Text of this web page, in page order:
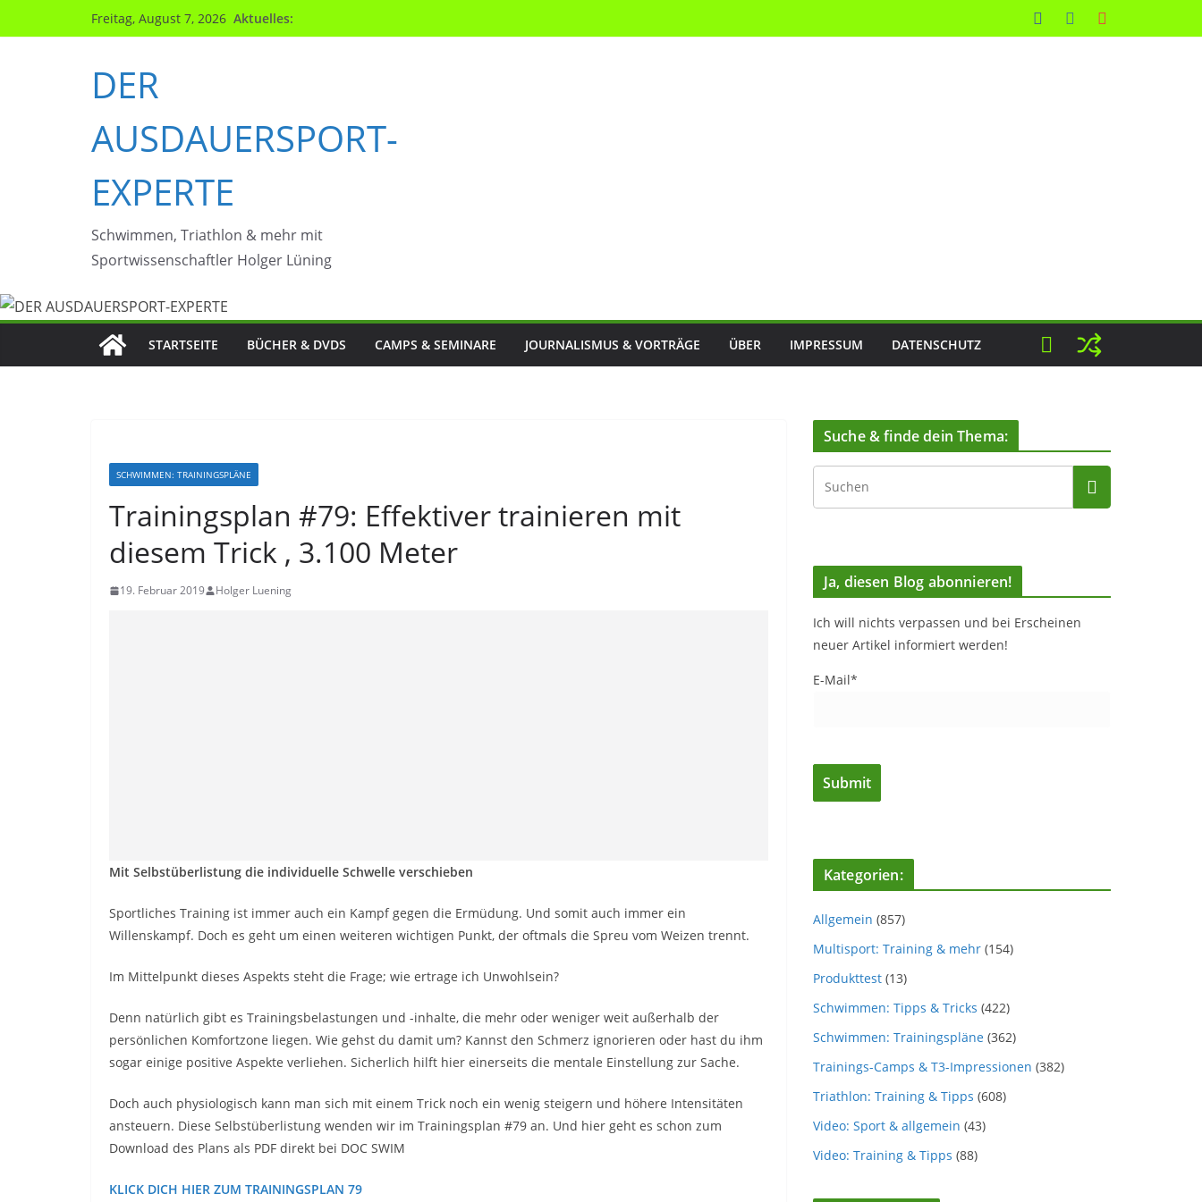
Inhalt
Freitag, August 7, 2026 Aktuelles:
DER
AUSDAUERSPORT-
EXPERTE
Schwimmen, Triathlon & mehr mit
Sportwissenschaftler Holger Lüning
STARTSEITE BÜCHER & DVDS CAMPS & SEMINARE JOURNALISMUS & VORTRÄGE ÜBER IMPRESSUM DATENSCHUTZ
SCHWIMMEN: TRAININGSPLÄNE
Trainingsplan #79: Effektiver trainieren mit
diesem Trick , 3.100 Meter
19. Februar 2019 Holger Luening
Mit Selbstüberlistung die individuelle Schwelle verschieben
Sportliches Training ist immer auch ein Kampf gegen die Ermüdung. Und somit auch immer ein
Willenskampf. Doch es geht um einen weiteren wichtigen Punkt, der oftmals die Spreu vom Weizen trennt.
Im Mittelpunkt dieses Aspekts steht die Frage; wie ertrage ich Unwohlsein?
Denn natürlich gibt es Trainingsbelastungen und -inhalte, die mehr oder weniger weit außerhalb der
persönlichen Komfortzone liegen. Wie gehst du damit um? Kannst den Schmerz ignorieren oder hast du ihm
sogar einige positive Aspekte verliehen. Sicherlich hilft hier einerseits die mentale Einstellung zur Sache.
Doch auch physiologisch kann man sich mit einem Trick noch ein wenig steigern und höhere Intensitäten
ansteuern. Diese Selbstüberlistung wenden wir im Trainingsplan #79 an. Und hier geht es schon zum
Download des Plans als PDF direkt bei DOC SWIM
KLICK DICH HIER ZUM TRAININGSPLAN 79
Suche & finde dein Thema:
Ja, diesen Blog abonnieren!
Ich will nichts verpassen und bei Erscheinen
neuer Artikel informiert werden!
E-Mail*
Kategorien:
Allgemein (857)
Multisport: Training & mehr (154)
Produkttest (13)
Schwimmen: Tipps & Tricks (422)
Schwimmen: Trainingspläne (362)
Trainings-Camps & T3-Impressionen (382)
Triathlon: Training & Tipps (608)
Video: Sport & allgemein (43)
Video: Training & Tipps (88)